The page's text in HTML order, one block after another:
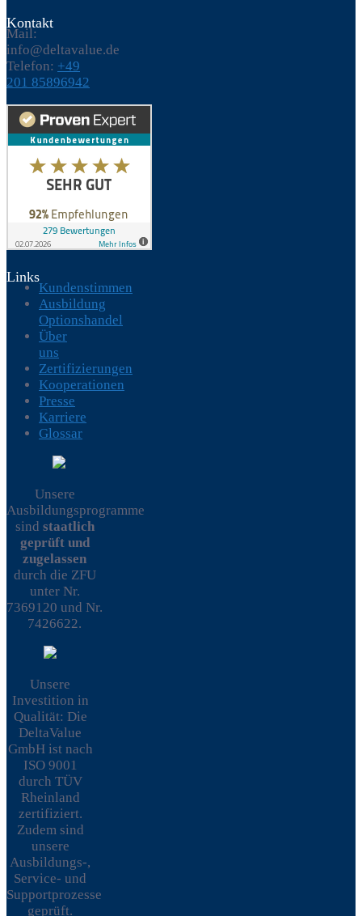
Kontakt
Mail:
info@deltavalue.de
Telefon: +49
201 85896942
Links
Kundenstimmen
Ausbildung
Optionshandel
Über
uns
Zertifizierungen
Kooperationen
Presse
Karriere
Glossar
Unsere
Ausbildungsprogramme
sind staatlich
geprüft und
zugelassen
durch die ZFU
unter Nr.
7369120 und Nr.
7426622.
Unsere
Investition in
Qualität: Die
DeltaValue
GmbH ist nach
ISO 9001
durch TÜV
Rheinland
zertifiziert.
Zudem sind
unsere
Ausbildungs-,
Service- und
Supportprozesse
geprüft.